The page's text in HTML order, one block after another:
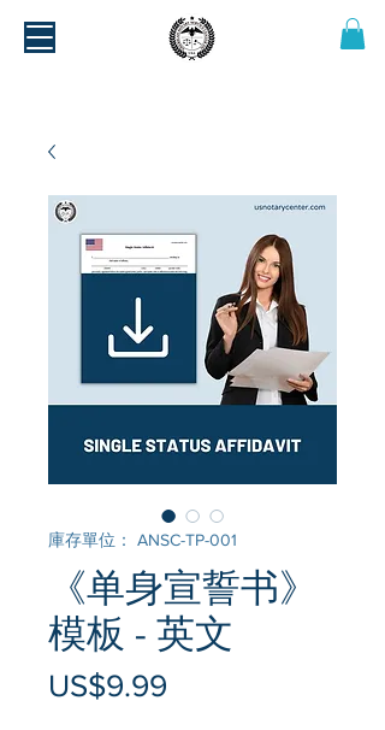
庫存單位： ANSC-TP-001
《单身宣誓书》
模板 - 英文
US$9.99